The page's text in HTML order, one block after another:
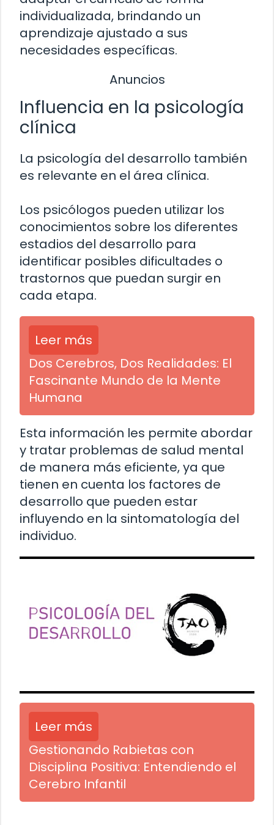
individualizada, brindando un
aprendizaje ajustado a sus
necesidades específicas.
Anuncios
Influencia en la psicología
clínica
La psicología del desarrollo también
es relevante en el área clínica.
Los psicólogos pueden utilizar los
conocimientos sobre los diferentes
estadios del desarrollo para
identificar posibles dificultades o
trastornos que puedan surgir en
cada etapa.
Leer más
Dos Cerebros, Dos Realidades: El
Fascinante Mundo de la Mente
Humana
Esta información les permite abordar
y tratar problemas de salud mental
de manera más eficiente, ya que
tienen en cuenta los factores de
desarrollo que pueden estar
influyendo en la sintomatología del
individuo.
Leer más
Gestionando Rabietas con
Disciplina Positiva: Entendiendo el
Cerebro Infantil